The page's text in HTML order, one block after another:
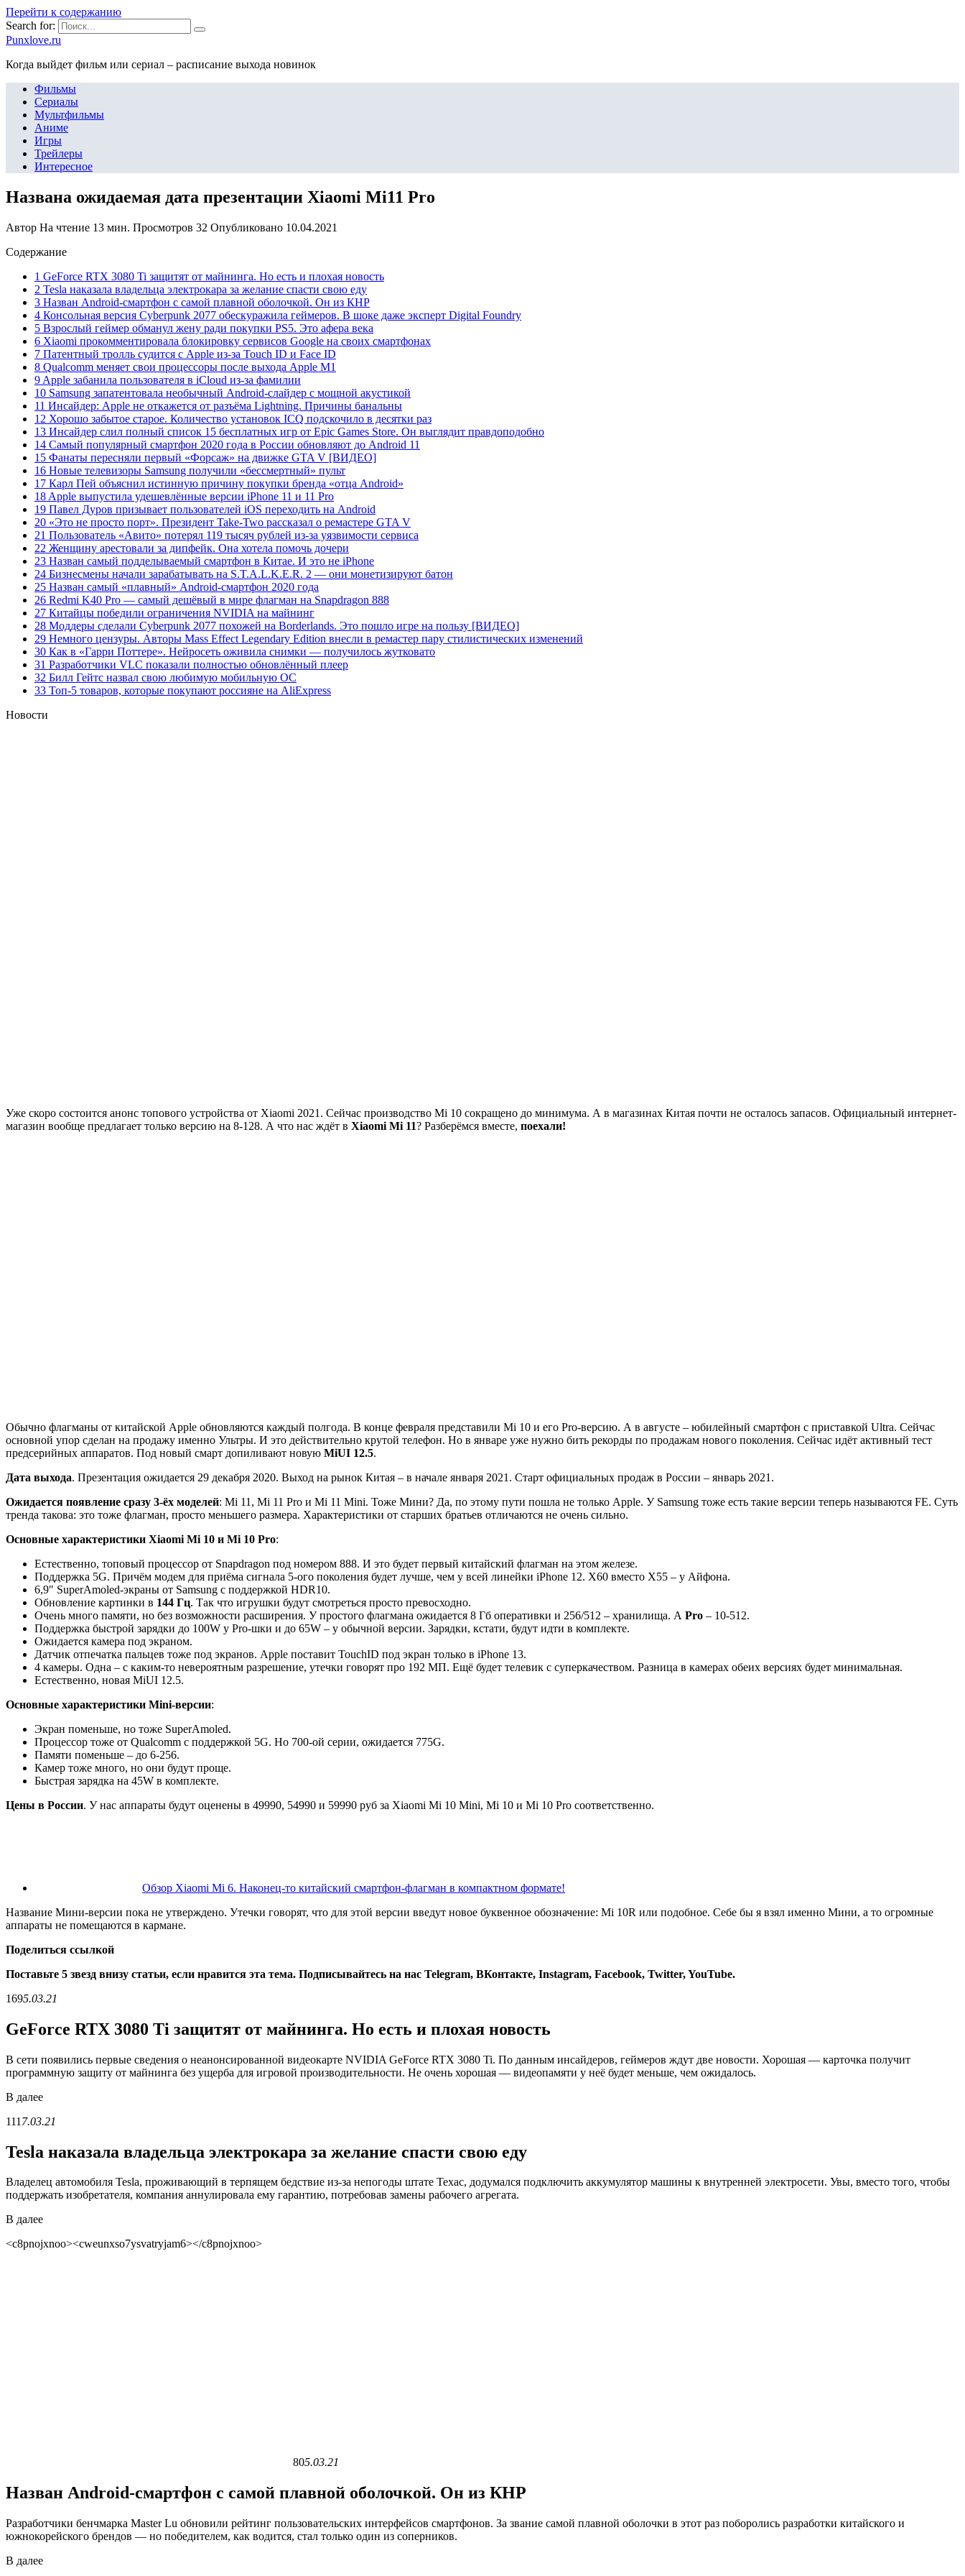
Перейти к содержанию
Search for:
Punxlove.ru
Когда выйдет фильм или сериал – расписание выхода новинок
Фильмы
Сериалы
Мультфильмы
Аниме
Игры
Трейлеры
Интересное
Названа ожидаемая дата презентации Xiaomi Mi11 Pro
Автор На чтение 13 мин. Просмотров 32 Опубликовано 10.04.2021
Содержание
1 GeForce RTX 3080 Ti защитят от майнинга. Но есть и плохая новость
2 Tesla наказала владельца электрокара за желание спасти свою еду
3 Назван Android-смартфон с самой плавной оболочкой. Он из КНР
4 Консольная версия Cyberpunk 2077 обескуражила геймеров. В шоке даже эксперт Digital Foundry
5 Взрослый геймер обманул жену ради покупки PS5. Это афера века
6 Xiaomi прокомментировала блокировку сервисов Google на своих смартфонах
7 Патентный тролль судится с Apple из-за Touch ID и Face ID
8 Qualcomm меняет свои процессоры после выхода Apple M1
9 Apple забанила пользователя в iCloud из-за фамилии
10 Samsung запатентовала необычный Android-слайдер с мощной акустикой
11 Инсайдер: Apple не откажется от разъёма Lightning. Причины банальны
12 Хорошо забытое старое. Количество установок ICQ подскочило в десятки раз
13 Инсайдер слил полный список 15 бесплатных игр от Epic Games Store. Он выглядит правдоподобно
14 Самый популярный смартфон 2020 года в России обновляют до Android 11
15 Фанаты пересняли первый «Форсаж» на движке GTA V [ВИДЕО]
16 Новые телевизоры Samsung получили «бессмертный» пульт
17 Карл Пей объяснил истинную причину покупки бренда «отца Android»
18 Apple выпустила удешевлённые версии iPhone 11 и 11 Pro
19 Павел Дуров призывает пользователей iOS переходить на Android
20 «Это не просто порт». Президент Take-Two рассказал о ремастере GTA V
21 Пользователь «Авито» потерял 119 тысяч рублей из-за уязвимости сервиса
22 Женщину арестовали за дипфейк. Она хотела помочь дочери
23 Назван самый подделываемый смартфон в Китае. И это не iPhone
24 Бизнесмены начали зарабатывать на S.T.A.L.K.E.R. 2 — они монетизируют батон
25 Назван самый «плавный» Android-смартфон 2020 года
26 Redmi K40 Pro — самый дешёвый в мире флагман на Snapdragon 888
27 Китайцы победили ограничения NVIDIA на майнинг
28 Моддеры сделали Cyberpunk 2077 похожей на Borderlands. Это пошло игре на пользу [ВИДЕО]
29 Немного цензуры. Авторы Mass Effect Legendary Edition внесли в ремастер пару стилистических изменений
30 Как в «Гарри Поттере». Нейросеть оживила снимки — получилось жутковато
31 Разработчики VLC показали полностью обновлённый плеер
32 Билл Гейтс назвал свою любимую мобильную ОС
33 Топ-5 товаров, которые покупают россияне на AliExpress
Новости
Уже скоро состоится анонс топового устройства от Xiaomi 2021. Сейчас производство Mi 10 сокращено до минимума. А в магазинах Китая почти не осталось запасов. Официальный интернет-
магазин вообще предлагает только версию на 8-128. А что нас ждёт в Xiaomi Mi 11? Разберёмся вместе, поехали!
Обычно флагманы от китайской Apple обновляются каждый полгода. В конце февраля представили Mi 10 и его Pro-версию. А в августе – юбилейный смартфон с приставкой Ultra. Сейчас
основной упор сделан на продажу именно Ультры. И это действительно крутой телефон. Но в январе уже нужно бить рекорды по продажам нового поколения. Сейчас идёт активный тест
предсерийных аппаратов. Под новый смарт допиливают новую MiUI 12.5.
Дата выхода. Презентация ожидается 29 декабря 2020. Выход на рынок Китая – в начале января 2021. Старт официальных продаж в России – январь 2021.
Ожидается появление сразу 3-ёх моделей: Mi 11, Mi 11 Pro и Mi 11 Mini. Тоже Мини? Да, по этому пути пошла не только Apple. У Samsung тоже есть такие версии теперь называются FE. Суть
тренда такова: это тоже флагман, просто меньшего размера. Характеристики от старших братьев отличаются не очень сильно.
Основные характеристики Xiaomi Mi 10 и Mi 10 Pro:
Естественно, топовый процессор от Snapdragon под номером 888. И это будет первый китайский флагман на этом железе.
Поддержка 5G. Причём модем для приёма сигнала 5-ого поколения будет лучше, чем у всей линейки iPhone 12. X60 вместо X55 – у Айфона.
6,9″ SuperAmoled-экраны от Samsung с поддержкой HDR10.
Обновление картинки в 144 Гц. Так что игрушки будут смотреться просто превосходно.
Очень много памяти, но без возможности расширения. У простого флагмана ожидается 8 Гб оперативки и 256/512 – хранилища. А Pro – 10-512.
Поддержка быстрой зарядки до 100W у Pro-шки и до 65W – у обычной версии. Зарядки, кстати, будут идти в комплекте.
Ожидается камера под экраном.
Датчик отпечатка пальцев тоже под экранов. Apple поставит TouchID под экран только в iPhone 13.
4 камеры. Одна – с каким-то невероятным разрешение, утечки говорят про 192 МП. Ещё будет телевик с суперкачеством. Разница в камерах обеих версиях будет минимальная.
Естественно, новая MiUI 12.5.
Основные характеристики Mini-версии:
Экран поменьше, но тоже SuperAmoled.
Процессор тоже от Qualcomm c поддержкой 5G. Но 700-ой серии, ожидается 775G.
Памяти поменьше – до 6-256.
Камер тоже много, но они будут проще.
Быстрая зарядка на 45W в комплекте.
Цены в России. У нас аппараты будут оценены в 49990, 54990 и 59990 руб за Xiaomi Mi 10 Mini, Mi 10 и Mi 10 Pro соответственно.
Обзор Xiaomi Mi 6. Наконец-то китайский смартфон-флагман в компактном формате!
Название Мини-версии пока не утверждено. Утечки говорят, что для этой версии введут новое буквенное обозначение: Mi 10R или подобное. Себе бы я взял именно Мини, а то огромные
аппараты не помещаются в кармане.
Поделиться ссылкой
Поставьте 5 звезд внизу статьи, если нравится эта тема. Подписывайтесь на нас Telegram, ВКонтакте, Instagram, Facebook, Twitter,YouTube.
1695.03.21
GeForce RTX 3080 Ti защитят от майнинга. Но есть и плохая новость
В сети появились первые сведения о неанонсированной видеокарте NVIDIA GeForce RTX 3080 Ti. По данным инсайдеров, геймеров ждут две новости. Хорошая — карточка получит
программную защиту от майнинга без ущерба для игровой производительности. Не очень хорошая — видеопамяти у неё будет меньше, чем ожидалось.
В далее
111 7.03.21
Tesla наказала владельца электрокара за желание спасти свою еду
Владелец автомобиля Tesla, проживающий в терпящем бедствие из-за непогоды штате Техас, додумался подключить аккумулятор машины к внутренней электросети. Увы, вместо того, чтобы
поддержать изобретателя, компания аннулировала ему гарантию, потребовав замены рабочего агрегата.
В далее
<c8pnojxnoo><cweunxso7ysvatryjam6></c8pnojxnoo>
805.03.21
Назван Android-смартфон с самой плавной оболочкой. Он из КНР
Разработчики бенчмарка Master Lu обновили рейтинг пользовательских интерфейсов смартфонов. За звание самой плавной оболочки в этот раз поборолись разработки китайского и
южнокорейского брендов — но победителем, как водится, стал только один из соперников.
В далее